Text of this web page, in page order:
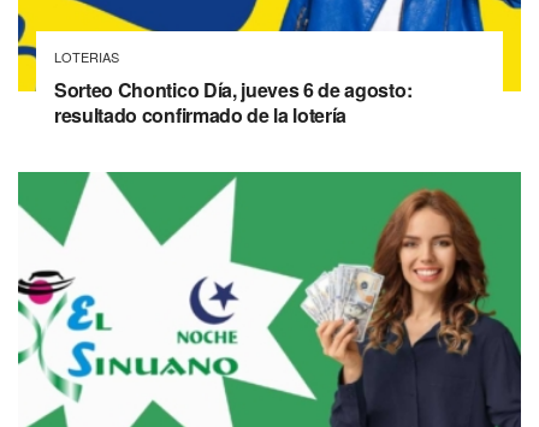
LOTERIAS
Sorteo Chontico Día, jueves 6 de agosto:
resultado confirmado de la lotería